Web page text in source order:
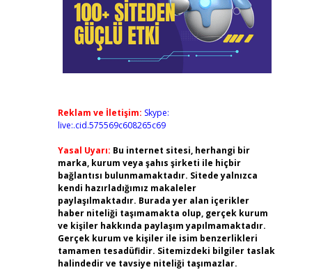
Reklam ve İletişim: Skype:
live:.cid.575569c608265c69
Yasal Uyarı: Bu internet sitesi, herhangi bir
marka, kurum veya şahıs şirketi ile hiçbir
bağlantısı bulunmamaktadır. Sitede yalnızca
kendi hazırladığımız makaleler
paylaşılmaktadır. Burada yer alan içerikler
haber niteliği taşımamakta olup, gerçek kurum
ve kişiler hakkında paylaşım yapılmamaktadır.
Gerçek kurum ve kişiler ile isim benzerlikleri
tamamen tesadüfidir. Sitemizdeki bilgiler taslak
halindedir ve tavsiye niteliği taşımazlar.